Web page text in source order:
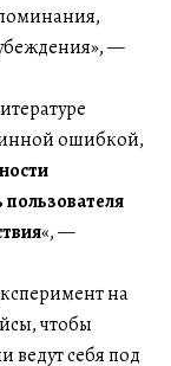
—
ошибкой,
пользователя
«, —
на
чтобы
ведут себя под